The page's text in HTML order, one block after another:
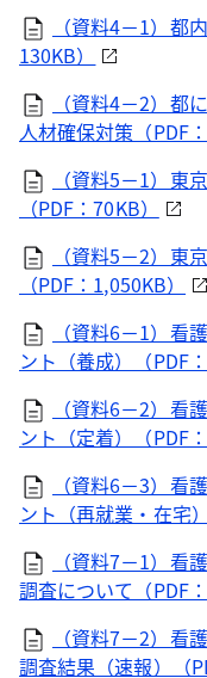
（資料4－1）都
130KB）
（資料4－2）都
人材確保対策（PDF：
（資料5－1）東
（PDF：70KB）
（資料5－2）東
（PDF：1,050KB）
（資料6－1）看
ント（養成）（PDF：
（資料6－2）看
ント（定着）（PDF：
（資料6－3）看
ント（再就業・在宅
（資料7－1）看
調査について（PDF：
（資料7－2）看
調査結果（速報）（